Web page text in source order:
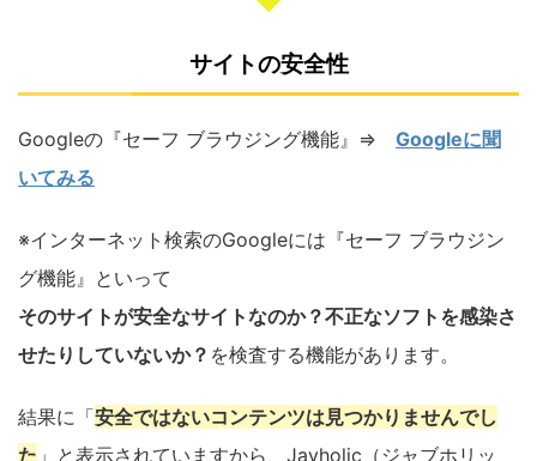
サイトの安全性
Googleの『セーフ ブラウジング機能』⇒
Googleに聞
いてみる
※インターネット検索のGoogleには『セーフ ブラウジン
グ機能』といって
そのサイトが安全なサイトなのか？不正なソフトを感染さ
せたりしていないか？ を検査する機能があります。
結果に「安全ではないコンテンツは見つかりませんでし
た 」と表示されていますから、Javholic（ジャブホリッ